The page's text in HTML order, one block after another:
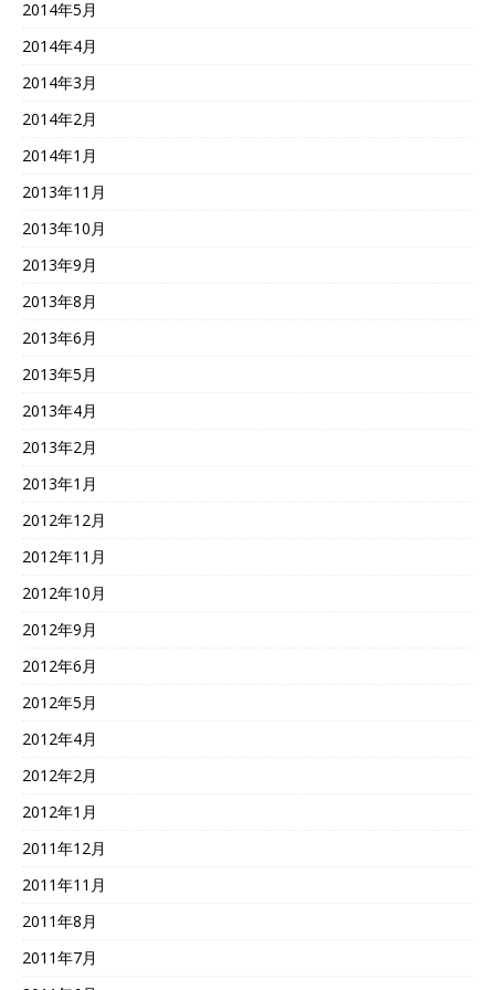
2014年5月
2014年4月
2014年3月
2014年2月
2014年1月
2013年11月
2013年10月
2013年9月
2013年8月
2013年6月
2013年5月
2013年4月
2013年2月
2013年1月
2012年12月
2012年11月
2012年10月
2012年9月
2012年6月
2012年5月
2012年4月
2012年2月
2012年1月
2011年12月
2011年11月
2011年8月
2011年7月